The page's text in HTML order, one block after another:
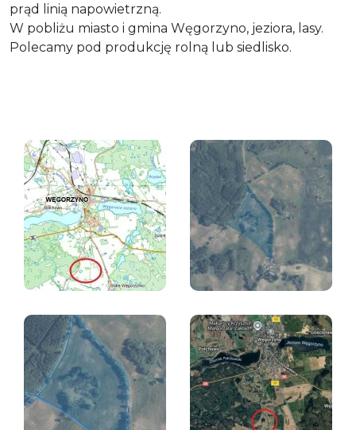
prąd linią napowietrzną.
W pobliżu miasto i gmina Węgorzyno, jeziora, lasy.
Polecamy pod produkcję rolną lub siedlisko.